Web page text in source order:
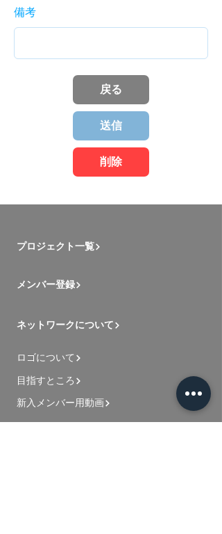
備考
戻る
送信
削除
プロジェクト一覧
メンバー登録
ネットワークについて
ロゴについて
目指すところ
新入メンバー用動画